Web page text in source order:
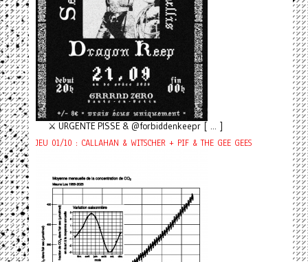
⚔️ URGENTE PISSE & @forbiddenkeepr [ ... ]
JEU 01/10 : CALLAHAN & WITSCHER + PIF & THE GEE GEES